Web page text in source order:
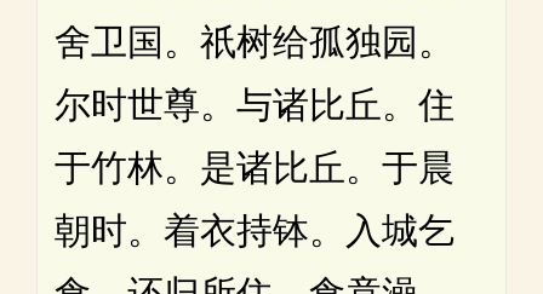
舍卫国。祇树给孤独园。
尔时世尊。与诸比丘。住
于竹林。是诸比丘。于晨
朝时。着衣持钵。入城乞